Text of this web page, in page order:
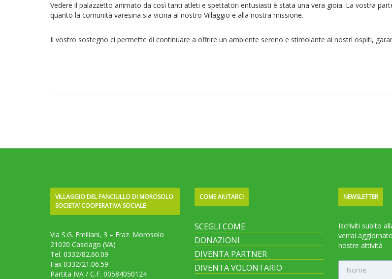
Vedere il palazzetto animato da così tanti atleti e spettatori entusiasti è stata una vera gioia. La vostra
quanto la comunità varesina sia vicina al nostro Villaggio e alla nostra missione.
Il vostro sostegno ci permette di continuare a offrire un ambiente sereno e stimolante ai nostri ospiti,
VILLAGGIO DEL FANCIULLO DI MOROSOLO
SOCIETA’ COOPERATIVA SOCIALE
Via S.G. Emiliani, 3 – Fraz. Morosolo
21020 Casciago (VA)
Tel. 0332/82.60.09
Fax 0332/21.06.59
Partita IVA / C.F. 00584050124
COME AIUTARCI
SCEGLI COME
DONAZIONI
DIVENTA PARTNER
DIVENTA VOLONTARIO
NEWSLETTER
Iscriviti subito
verrai
nostre attività